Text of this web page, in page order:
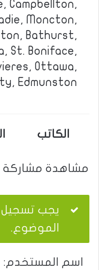
Campbellton,
Moncton,
Bathurst,
St. Boniface,
Ottawa,
Edmunston.
الكاتب
مشاهدة مشاركة
يجب تسجيل
الموضوع.
اسم المستخدم: